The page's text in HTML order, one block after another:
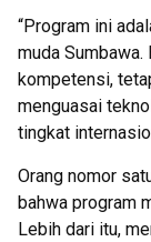
“Program ini
muda Sumbawa.
kompetensi,
menguasai
tingkat
Orang nomor
bahwa program
Lebih dari itu,